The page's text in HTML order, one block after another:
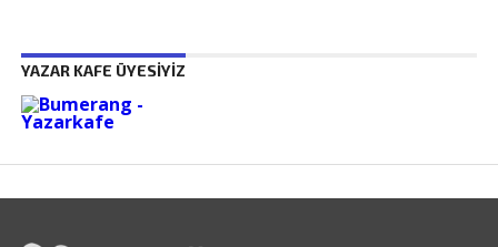
YAZAR KAFE ÜYESIYIZ